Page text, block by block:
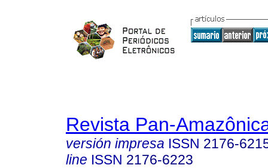
Revista Pan-
versión impresa ISSN 2176-
line ISSN 2176-6223